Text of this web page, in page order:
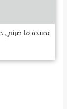
قصيدة ما ضرني